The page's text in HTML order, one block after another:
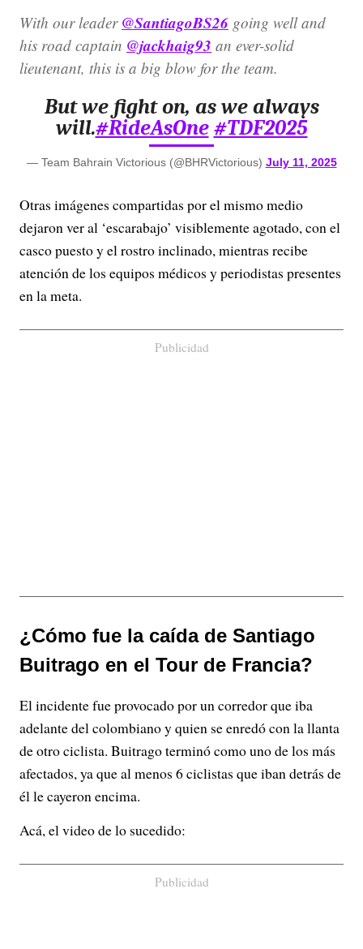
With our leader @SantiagoBS26 going well and
his road captain @jackhaig93 an ever-solid
lieutenant, this is a big blow for the team.
But we fight on, as we always
will.#RideAsOne #TDF2025
— Team Bahrain Victorious (@BHRVictorious) July 11, 2025
Otras imágenes compartidas por el mismo medio
dejaron ver al ‘escarabajo’ visiblemente agotado, con el
casco puesto y el rostro inclinado, mientras recibe
atención de los equipos médicos y periodistas presentes
en la meta.
Publicidad
¿Cómo fue la caída de Santiago
Buitrago en el Tour de Francia?
El incidente fue provocado por un corredor que iba
adelante del colombiano y quien se enredó con la llanta
de otro ciclista. Buitrago terminó como uno de los más
afectados, ya que al menos 6 ciclistas que iban detrás de
él le cayeron encima.
Acá, el video de lo sucedido:
Publicidad